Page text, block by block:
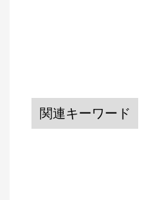
関連キーワード